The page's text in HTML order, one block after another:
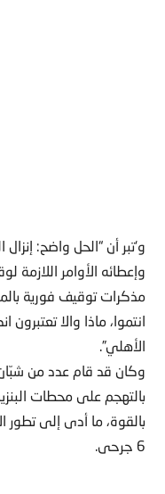
و‘تبر أن “الحل واضح:
وإعطائه الأوامر
مذكرات توقيف فورية
انتموا، ماذا والا
الأهلي”.
وكان قد قام عدد من
بالتهجم على محطات
بالقوة، ما أدى إلى
6 جرحى.